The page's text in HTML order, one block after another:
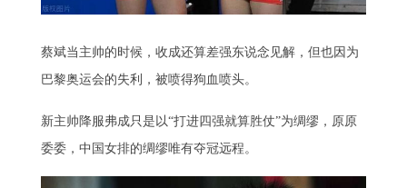
蔡斌当主帅的时候，收成还算差强东说念见解，但也因为
巴黎奥运会的失利，被喷得狗血喷头。
新主帅降服弗成只是以“打进四强就算胜仗”为绸缪，原原
委委，中国女排的绸缪唯有夺冠远程。